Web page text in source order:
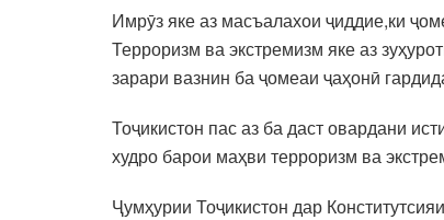
Имрӯз яке аз масъалахои ҷиддие,ки
Терроризм ва экстремизм яке аз
зарари вазнин ба ҷомеаи ҷаҳонӣ
Тоҷикистон пас аз ба даст овардани
худро барои маҳви терроризм ва
Ҷумҳурии Тоҷикистон дар